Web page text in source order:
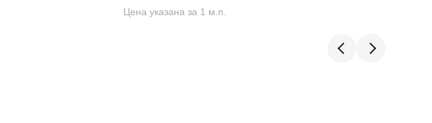
Цена указана за 1 м.п.